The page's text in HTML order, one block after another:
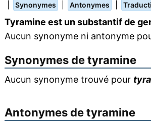
Synonymes Antonymes
Tyramine est un substantif de
Aucun synonyme ni antonyme
Synonymes detyramine
Aucun synonyme trouvé pour
Antonymes detyramine